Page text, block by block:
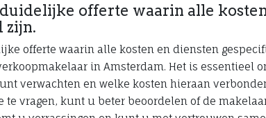
offerte waarin alle
zijn.
offerte waarin alle kosten en diensten
in Amsterdam. Het is essentieel
verwachten en welke kosten hieraan
te vragen, kunt u beter beoordelen of de